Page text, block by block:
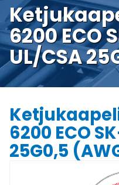
6200 ECO
UL/CSA
Ketjukaapeli
6200 ECO
25G0,5